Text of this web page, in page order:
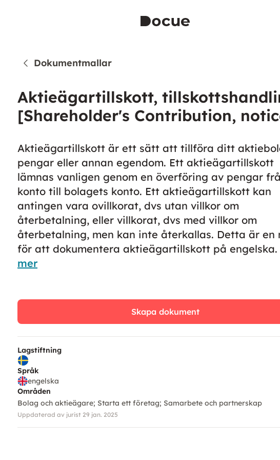
Dokumentmallar
Aktieägartillskott,
[Shareholder's Contribution,
Aktieägartillskott är ett sätt att tillföra ditt
pengar eller annan egendom. Ett aktieägartillskott
lämnas vanligen genom en överföring av pengar
konto till bolagets konto. Ett aktieägartillskott kan
antingen vara ovillkorat, dvs utan villkor om
återbetalning, eller villkorat, dvs med villkor om
återbetalning, men kan inte återkallas. Detta är en
för att dokumentera aktieägartillskott på engelska.
mer
Lagstiftning
Språk
engelska
Områden
Bolag och aktieägare Starta ett företag Samarbete och partnerskap
Uppdaterad av jurist 29 jan. 2025
Skapa dokument